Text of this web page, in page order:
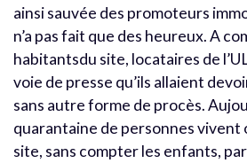
ainsi sauvée des promoteurs
n’a pas fait que des heureux. A
habitantsdu site, locataires de
voie de presse qu’ils allaient
sans autre forme de procès.
quarantaine de personnes vivent
site, sans compter les enfants,